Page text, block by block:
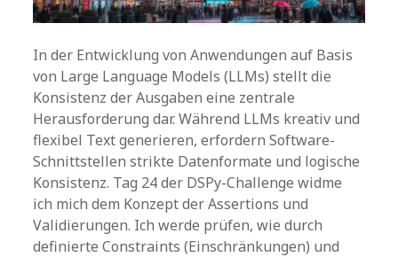
In der Entwicklung von Anwendungen auf Basis
von Large Language Models (LLMs) stellt die
Konsistenz der Ausgaben eine zentrale
Herausforderung dar. Während LLMs kreativ und
flexibel Text generieren, erfordern Software-
Schnittstellen strikte Datenformate und logische
Konsistenz. Tag 24 der DSPy-Challenge widme
ich mich dem Konzept der Assertions und
Validierungen. Ich werde prüfen, wie durch
definierte Constraints (Einschränkungen) und